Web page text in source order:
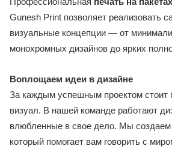
Gunesh Print позволяет реализовать
визуальные концепции — от
монохромных дизайнов до ярких
Воплощаем идеи в дизайне
За каждым успешным проектом стоит
визуал. В нашей команде работают
влюбленные в свое дело. Мы создаем
который помогает вам говорить с